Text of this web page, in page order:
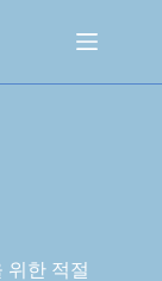
위한 적절